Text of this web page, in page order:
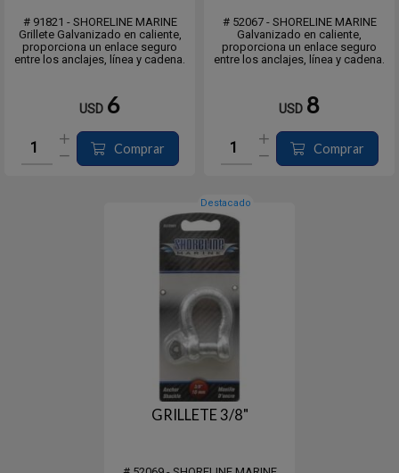
# 91821 - SHORELINE MARINE
Grillete Galvanizado en caliente,
proporciona un enlace seguro
entre los anclajes, línea y cadena.
USD 6
Comprar
# 52067 - SHORELINE MARINE
Galvanizado en caliente,
proporciona un enlace seguro
entre los anclajes, línea y cadena.
USD 8
Comprar
Destacado
GRILLETE 3/8"